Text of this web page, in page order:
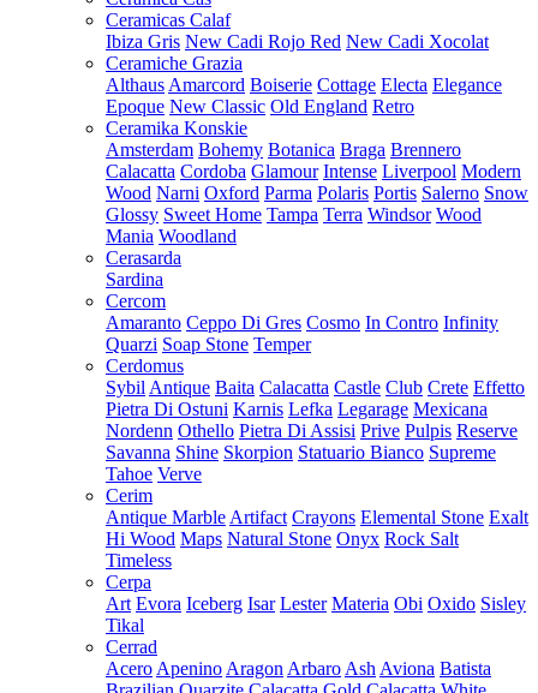
Ceramicas Calaf
Ibiza Gris New Cadi Rojo Red New Cadi Xocolat
Ceramiche Grazia
Althaus Amarcord Boiserie Cottage Electa Elegance
Epoque New Classic Old England Retro
Ceramika Konskie
Amsterdam Bohemy Botanica Braga Brennero
Calacatta Cordoba Glamour Intense Liverpool Modern
Wood Narni Oxford Parma Polaris Portis Salerno Snow
Glossy Sweet Home Tampa Terra Windsor Wood
Mania Woodland
Cerasarda
Sardina
Cercom
Amaranto Ceppo Di Gres Cosmo In Contro Infinity
Quarzi Soap Stone Temper
Cerdomus
Sybil Antique Baita Calacatta Castle Club Crete Effetto
Pietra Di Ostuni Karnis Lefka Legarage Mexicana
Nordenn Othello Pietra Di Assisi Prive Pulpis Reserve
Savanna Shine Skorpion Statuario Bianco Supreme
Tahoe Verve
Cerim
Antique Marble Artifact Crayons Elemental Stone Exalt
Hi Wood Maps Natural Stone Onyx Rock Salt
Timeless
Cerpa
Art Evora Iceberg Isar Lester Materia Obi Oxido Sisley
Tikal
Cerrad
Acero Apenino Aragon Arbaro Ash Aviona Batista